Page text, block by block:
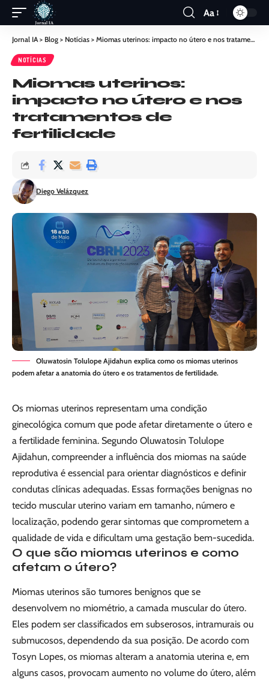
Aa
Jornal IA> Blog > Notícias > Miomas uterinos: impacto no útero e nos tratamentos de fertilidade
NOTÍCIAS
Miomas uterinos:
impacto no útero e nos
tratamentos de
fertilidade
Diego Velázquez
Oluwatosin Tolulope Ajidahun explica como os miomas uterinos
podem afetar a anatomia do útero e os tratamentos de fertilidade.
Os miomas uterinos representam uma condição
ginecológica comum que pode afetar diretamente o útero e
a fertilidade feminina. Segundo Oluwatosin Tolulope
Ajidahun, compreender a influência dos miomas na saúde
reprodutiva é essencial para orientar diagnósticos e definir
condutas clínicas adequadas. Essas formações benignas no
tecido muscular uterino variam em tamanho, número e
localização, podendo gerar sintomas que comprometem a
qualidade de vida e dificultam uma gestação bem-sucedida.
O que são miomas uterinos e como
afetam o útero?
Miomas uterinos são tumores benignos que se
desenvolvem no miométrio, a camada muscular do útero.
Eles podem ser classificados em subserosos, intramurais ou
submucosos, dependendo da sua posição. De acordo com
Tosyn Lopes, os miomas alteram a anatomia uterina e, em
alguns casos, provocam aumento no volume do útero, além